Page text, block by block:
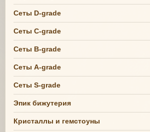
Сеты D-grade
Сеты C-grade
Сеты B-grade
Сеты A-grade
Сеты S-grade
Эпик бижутерия
Кристаллы и гемстоуны